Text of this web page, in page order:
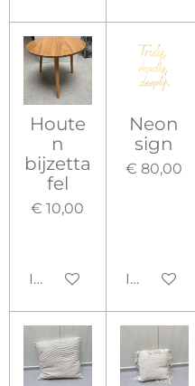
Houte
n
bijzetta
fel
€ 10,00
In winkelwagen
Neon
sign
€ 80,00
In